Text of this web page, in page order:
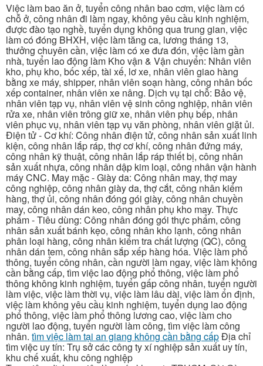
Việc làm bao ăn ở, tuyển công nhân bao cơm, việc làm có
chỗ ở, công nhân đi làm ngay, không yêu cầu kinh nghiệm,
được đào tạo nghề, tuyển dụng không qua trung gian, việc
làm có đóng BHXH, việc làm tăng ca, lương tháng 13,
thưởng chuyên cần, việc làm có xe đưa đón, việc làm gần
nhà, tuyển lao động làm Kho vận & Vận chuyển: Nhân viên
kho, phụ kho, bốc xếp, tài xế, lơ xe, nhân viên giao hàng
bằng xe máy, shipper, nhân viên soạn hàng, công nhân bốc
xếp container, nhân viên xe nâng. Dịch vụ tại chỗ: Bảo vệ,
nhân viên tạp vụ, nhân viên vệ sinh công nghiệp, nhân viên
rửa xe, nhân viên trông giữ xe, nhân viên phụ bếp, nhân
viên phục vụ, nhân viên tạp vụ văn phòng, nhân viên giặt ủi.
Điện tử - Cơ khí: Công nhân điện tử, công nhân sản xuất linh
kiện, công nhân lắp ráp, thợ cơ khí, công nhân đứng máy,
công nhân kỹ thuật, công nhân lắp ráp thiết bị, công nhân
sản xuất nhựa, công nhân dập kim loại, công nhân vận hành
máy CNC. May mặc - Giày da: Công nhân may, thợ may
công nghiệp, công nhân giày da, thợ cắt, công nhân kiểm
hàng, thợ ủi, công nhân đóng gói giày, công nhân chuyền
may, công nhân dán keo, công nhân phụ kho may. Thực
phẩm - Tiêu dùng: Công nhân đóng gói thực phẩm, công
nhân sản xuất bánh kẹo, công nhân kho lạnh, công nhân
phân loại hàng, công nhân kiểm tra chất lượng (QC), công
nhân dán tem, công nhân sắp xếp hàng hóa. Việc làm phổ
thông, tuyển công nhân, cần người làm ngay, việc làm không
cần bằng cấp, tìm việc lao động phổ thông, việc làm phổ
thông không kinh nghiệm, tuyển gấp công nhân, tuyển người
làm việc, việc làm thời vụ, việc làm lâu dài, việc làm ổn định,
việc làm không yêu cầu kinh nghiệm, tuyển dụng lao động
phổ thông, việc làm phổ thông lương cao, việc làm cho
người lao động, tuyển người làm công, tìm việc làm công
nhân. tìm việc làm tại an giang không cần bằng cấpĐịa chỉ
tìm việc uy tín: Trụ sở các công ty xí nghiệp sản xuất uy tín,
khu chế xuất, khu công nghiệp